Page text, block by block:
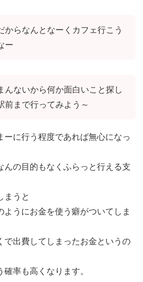
からなんとなーくカフェ行こう
ー
んないから何か面白いこと探し
前まで行ってみよう～
ーに行う程度であれば無心になっ
んの目的もなくふらっと行える支
まうと
ようにお金を使う癖がついてしま
で出費してしまったお金というの
率も高くなります。